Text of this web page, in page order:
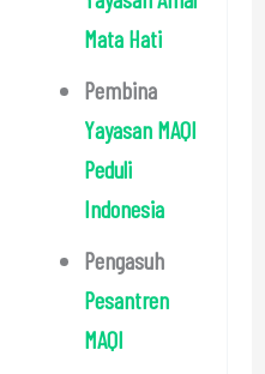
Mata Hati
Pembina
Yayasan MAQI
Peduli
Indonesia
Pengasuh
Pesantren
MAQI